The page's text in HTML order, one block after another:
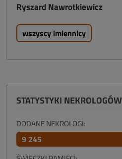
Ryszard Nawrotkiewicz
wszyscy imiennicy
STATYSTYKI NEKROLOGÓW
DODANE NEKROLOGI:
9 245